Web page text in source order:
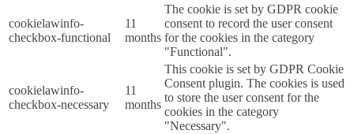
cookielawinfo-
checkbox-functional
11
months
The cookie is set by GDPR cookie
consent to record the user consent
for the cookies in the category
"Functional".
cookielawinfo-
checkbox-necessary
11
months
This cookie is set by GDPR Cookie
Consent plugin. The cookies is used
to store the user consent for the
cookies in the category
"Necessary".